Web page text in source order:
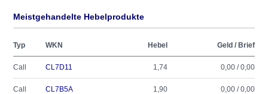
Meistgehandelte Hebelprodukte
Typ WKN Hebel Geld / Brief
Call CL7D11 1,74 0,00 / 0,00
Call CL7B5A 1,90 0,00 / 0,00